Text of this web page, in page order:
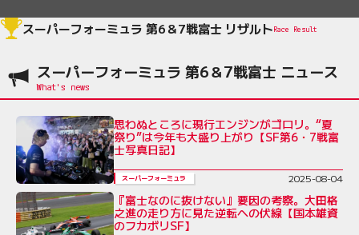
スーパーフォーミュラ 第6＆7戦富士 リザルトRace Result
スーパーフォーミュラ 第6＆7戦富士 ニュース
思わぬところに現行エンジンがゴロリ。“夏
祭り”は今年も大盛り上がり【SF第6・7戦富
士写真日記】
スーパーフォーミュラ 2025-08-04
『富士なのに抜けない』要因の考察。大田格
之進の走り方に見た逆転への伏線【国本雄資
のフカボリSF】